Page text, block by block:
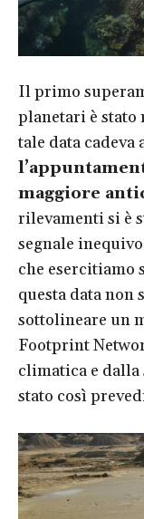
Il primo
planetari è stato
tale data cadeva
maggiore
rilevamenti si è
segnale
che esercitiamo
questa data non
sottolineare un
Footprint
climatica e
stato così